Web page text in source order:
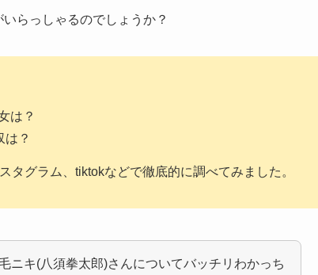
らっしゃるのでしょうか？
は？
は？
タグラム、tiktokなどで徹底的に調べてみました。
ニキ(八須拳太郎)さんについてバッチリわかっち